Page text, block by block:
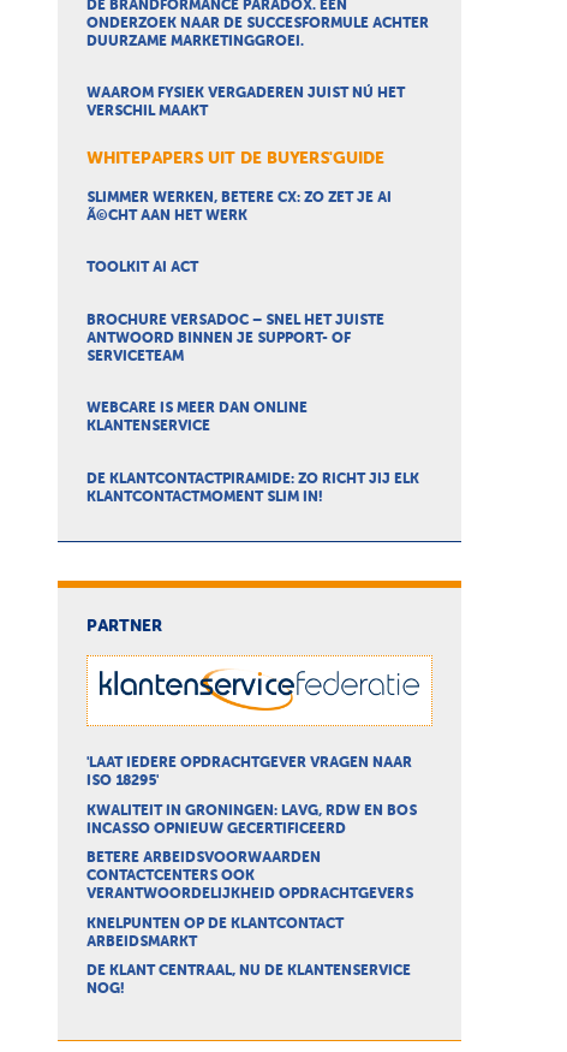
DE BRANDFORMANCE PARADOX. EEN
ONDERZOEK NAAR DE SUCCESFORMULE ACHTER
DUURZAME MARKETINGGROEI.
WAAROM FYSIEK VERGADEREN JUIST NÚ HET
VERSCHIL MAAKT
WHITEPAPERS UIT DE BUYERS'GUIDE
SLIMMER WERKEN, BETERE CX: ZO ZET JE AI
Ã©CHT AAN HET WERK
TOOLKIT AI ACT
BROCHURE VERSADOC – SNEL HET JUISTE
ANTWOORD BINNEN JE SUPPORT- OF
SERVICETEAM
WEBCARE IS MEER DAN ONLINE
KLANTENSERVICE
DE KLANTCONTACTPIRAMIDE: ZO RICHT JIJ ELK
KLANTCONTACTMOMENT SLIM IN!
PARTNER
'LAAT IEDERE OPDRACHTGEVER VRAGEN NAAR
ISO 18295'
KWALITEIT IN GRONINGEN: LAVG, RDW EN BOS
INCASSO OPNIEUW GECERTIFICEERD
BETERE ARBEIDSVOORWAARDEN
CONTACTCENTERS OOK
VERANTWOORDELIJKHEID OPDRACHTGEVERS
KNELPUNTEN OP DE KLANTCONTACT
ARBEIDSMARKT
DE KLANT CENTRAAL, NU DE KLANTENSERVICE
NOG!